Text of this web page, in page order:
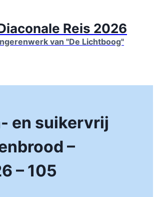
Reis 2026
van "De Lichtboog"
en suikervrij
–
– 105